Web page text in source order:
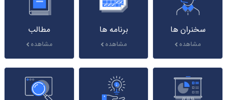
سخنران ها
مشاهده
برنامه ها
مشاهده
مطالب
مشاهده